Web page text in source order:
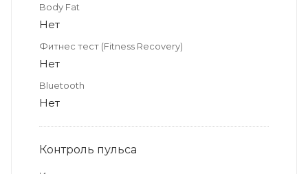
Body Fat
Нет
Фитнес тест (Fitness Recovery)
Нет
Bluetooth
Нет
Контроль пульса